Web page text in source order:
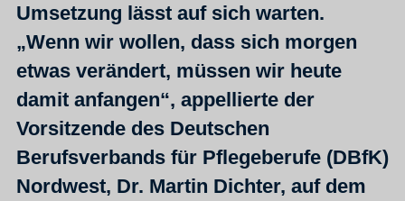
Umsetzung lässt auf sich warten.
„Wenn wir wollen, dass sich morgen
etwas verändert, müssen wir heute
damit anfangen“, appellierte der
Vorsitzende des Deutschen
Berufsverbands für Pflegeberufe (DBfK)
Nordwest, Dr. Martin Dichter, auf dem